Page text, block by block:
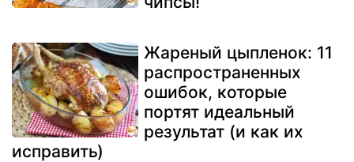
Жареный цыпленок: 11
распространенных
ошибок, которые
портят идеальный
результат (и как их
исправить)